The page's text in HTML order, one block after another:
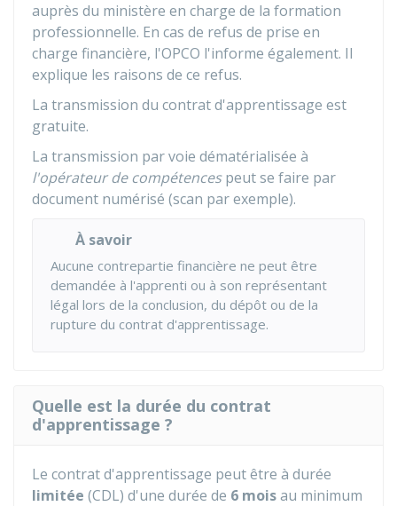
auprès du ministère en charge de la formation
professionnelle. En cas de refus de prise en
charge financière, l'OPCO l'informe également. Il
explique les raisons de ce refus.
La transmission du contrat d'apprentissage est
gratuite.
La transmission par voie dématérialisée à
l'opérateur de compétencespeut se faire par
document numérisé (scan par exemple).
À savoir
Aucune contrepartie financière ne peut être
demandée à l'apprenti ou à son représentant
légal lors de la conclusion, du dépôt ou de la
rupture du contrat d'apprentissage.
Quelle est la durée du contrat
d'apprentissage ?
Le contrat d'apprentissage peut être à durée
limitée (CDL) d'une durée de 6 moisau minimum